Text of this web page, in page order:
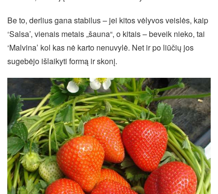
Be to, derlius gana stabilus – jei kitos vėlyvos veislės, kaip
‘Salsa’, vienais metais „šauna“, o kitais – beveik nieko, tai
‘Malvina’ kol kas nė karto nenuvylė. Net ir po liūčių jos
sugebėjo išlaikyti formą ir skonį.